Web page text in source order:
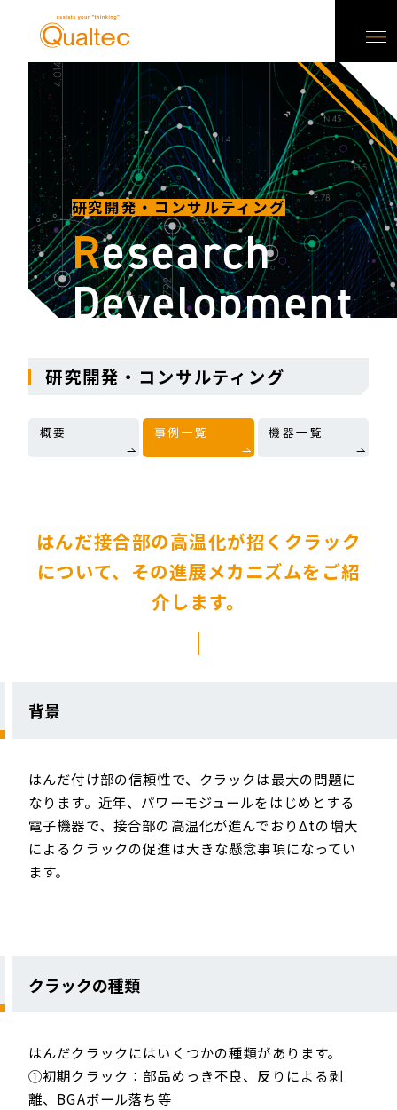
研究開発・コンサルティング
Research
Development
研究開発・コンサルティング
概要 事例一覧 機器一覧
はんだ接合部の高温化が招くクラック
について、その進展メカニズムをご紹
介します。
背景
はんだ付け部の信頼性で、クラックは最大の問題に
なります。近年、パワーモジュールをはじめとする
電子機器で、接合部の高温化が進んでおりΔtの増大
によるクラックの促進は大きな懸念事項になってい
ます。
クラックの種類
はんだクラックにはいくつかの種類があります。
①初期クラック：部品めっき不良、反りによる剥
離、BGAボール落ち等